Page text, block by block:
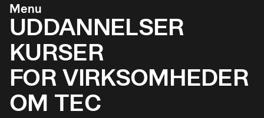
Menu
UDDANNELSER
KURSER
FOR VIRKSOMHEDER
OM TEC